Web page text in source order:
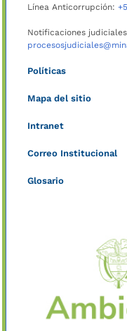
Línea Anticorrupción:
Notificaciones
Políticas
Mapa del sitio
Intranet
Correo Institucional
Glosario